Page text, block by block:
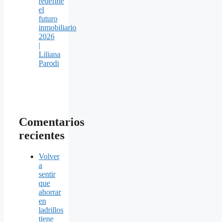
el
futuro
inmobiliario
2026
|
Liliana
Parodi
Comentarios
recientes
Volver
a
sentir
que
ahorrar
en
ladrillos
tiene